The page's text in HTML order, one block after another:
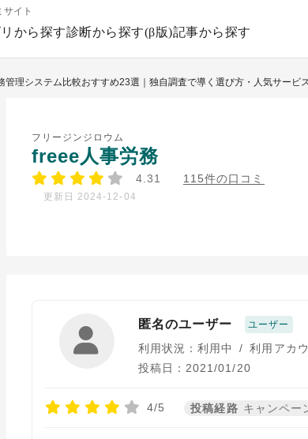
サイト
から探す診断から探す(β版)記事から探す
管理システム比較おすすめ23選｜独自調査で導く選び方・人気サービ
フリージンジロウム
freee人事労務
4.31 115件の口コミ
更新日 2024-12-04
匿名のユーザー ユーザー
利用状況：利用中 / 利用アカ
投稿日：2021/01/20
4/5 投稿経路 キャンペー